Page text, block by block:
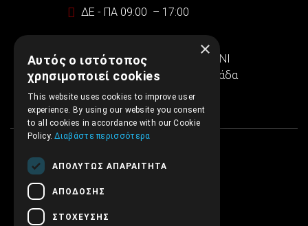
ΔΕ - ΠΑ 09:00 – 17:00
Εμπορικό κέντρο SINTRIVANI
122 43 Αιγάλεω Αθήνα, Ελλάδα
×
Αυτός ο ιστότοπος
χρησιμοποιεί cookies
This website uses cookies to improve user
experience. By using our website you consent
to all cookies in accordance with our Cookie
Policy.Διαβάστε περισσότερα
ΑΠΟΛΎΤΩΣ ΑΠΑΡΑΊΤΗΤΑ
ΑΠΌΔΟΣΗΣ
ΣΤΌΧΕΥΣΗΣ